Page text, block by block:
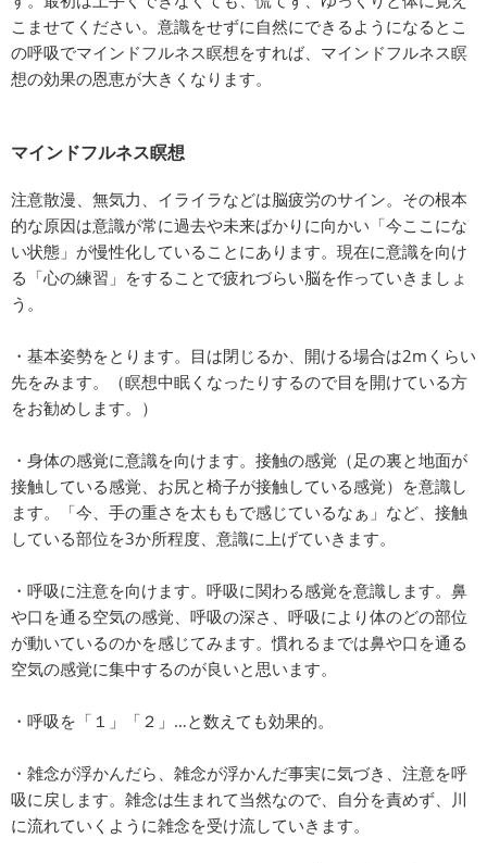
こませてください。意識をせずに自然にできるようになるとこ
の呼吸でマインドフルネス瞑想をすれば、マインドフルネス瞑
想の効果の恩恵が大きくなります。
マインドフルネス瞑想
注意散漫、無気力、イライラなどは脳疲労のサイン。その根本
的な原因は意識が常に過去や未来ばかりに向かい「今ここにな
い状態」が慢性化していることにあります。現在に意識を向け
る「心の練習」をすることで疲れづらい脳を作っていきましょ
う。
・基本姿勢をとります。目は閉じるか、開ける場合は2mくらい
先をみます。（瞑想中眠くなったりするので目を開けている方
をお勧めします。）
・身体の感覚に意識を向けます。接触の感覚（足の裏と地面が
接触している感覚、お尻と椅子が接触している感覚）を意識し
ます。「今、手の重さを太ももで感じているなぁ」など、接触
している部位を3か所程度、意識に上げていきます。
・呼吸に注意を向けます。呼吸に関わる感覚を意識します。鼻
や口を通る空気の感覚、呼吸の深さ、呼吸により体のどの部位
が動いているのかを感じてみます。慣れるまでは鼻や口を通る
空気の感覚に集中するのが良いと思います。
・呼吸を「１」「２」…と数えても効果的。
・雑念が浮かんだら、雑念が浮かんだ事実に気づき、注意を呼
吸に戻します。雑念は生まれて当然なので、自分を責めず、川
に流れていくように雑念を受け流していきます。